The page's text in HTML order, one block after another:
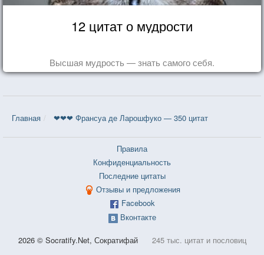
12 цитат о мудрости
Высшая мудрость — знать самого себя.
Главная ❤❤❤ Франсуа де Ларошфуко — 350 цитат
Правила
Конфиденциальность
Последние цитаты
Отзывы и предложения
Facebook
Вконтакте
2026 © Socratify.Net, Сократифай 245 тыс. цитат и пословиц